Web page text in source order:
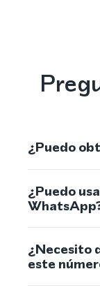
¿Puedo
¿Puedo
¿Necesito
este